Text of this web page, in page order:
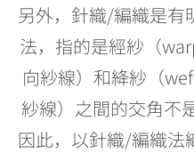
另外，針織/編織是有
法，指的是經紗（
向紗線）和絳紗（
紗線）之間的交角不
因此，以針織/編織法